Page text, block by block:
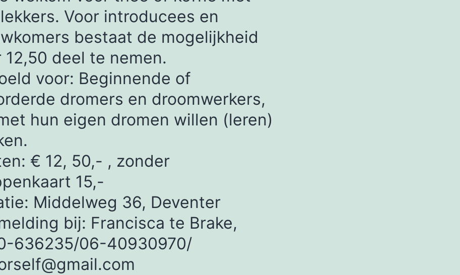
Voor introducees en
bestaat de mogelijkheid
12,50 deel te nemen.
voor: Beginnende of
dromers en droomwerkers,
hun eigen dromen willen (leren)
€ 12, 50,- , zonder
15,-
Middelweg 36, Deventer
bij: Francisca te Brake,
636235/06-40930970/